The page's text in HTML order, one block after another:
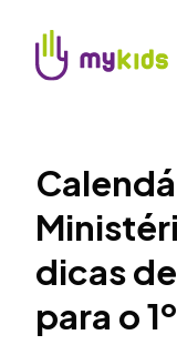
dicas
para o